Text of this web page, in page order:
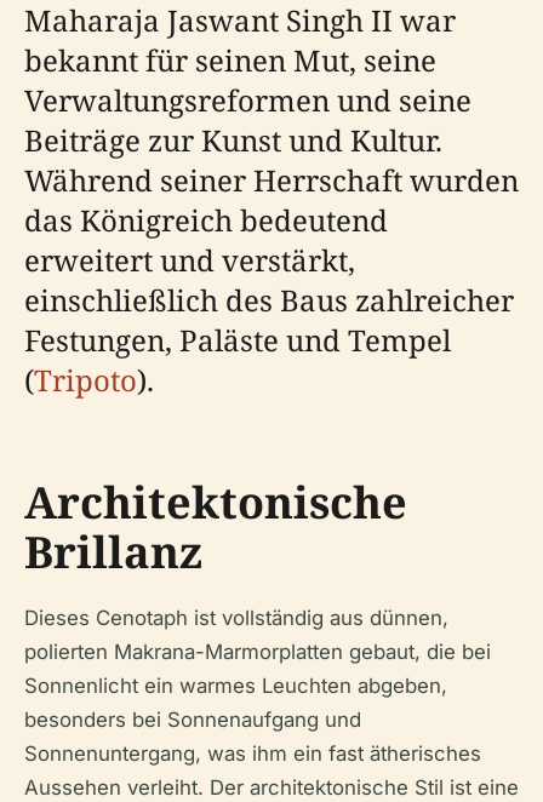
Maharaja Jaswant Singh II war
bekannt für seinen Mut, seine
Verwaltungsreformen und seine
Beiträge zur Kunst und Kultur.
Während seiner Herrschaft wurden
das Königreich bedeutend
erweitert und verstärkt,
einschließlich des Baus zahlreicher
Festungen, Paläste und Tempel
(Tripoto).
Architektonische
Brillanz
Dieses Cenotaph ist vollständig aus dünnen,
polierten Makrana-Marmorplatten gebaut, die bei
Sonnenlicht ein warmes Leuchten abgeben,
besonders bei Sonnenaufgang und
Sonnenuntergang, was ihm ein fast ätherisches
Aussehen verleiht. Der architektonische Stil ist eine